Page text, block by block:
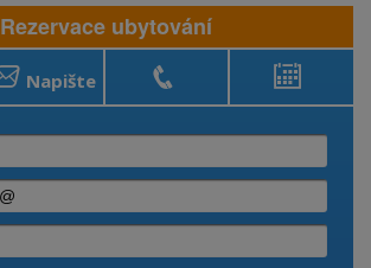
Rezervace ubytování
Napište
Zavolejte Obsazenost